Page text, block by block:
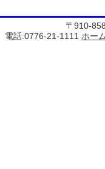
〒910-
電話:0776-21-1111 ホー